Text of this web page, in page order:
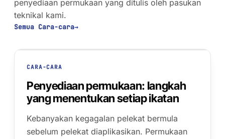
penyediaan permukaan yang ditulis oleh pasukan
teknikal kami.
Semua Cara-cara→
01 · AS-RECEIVED
CARA-CARA
Penyediaan permukaan: langkah
yang menentukan setiap ikatan
Kebanyakan kegagalan pelekat bermula
sebelum pelekat diaplikasikan. Permukaan